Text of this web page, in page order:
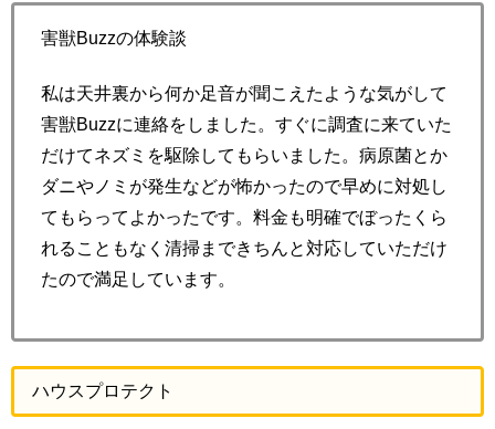
害獣Buzzの体験談
私は天井裏から何か足音が聞こえたような気がして
害獣Buzzに連絡をしました。すぐに調査に来ていた
だけてネズミを駆除してもらいました。病原菌とか
ダニやノミが発生などが怖かったので早めに対処し
てもらってよかったです。料金も明確でぼったくら
れることもなく清掃まできちんと対応していただけ
たので満足しています。
ハウスプロテクト